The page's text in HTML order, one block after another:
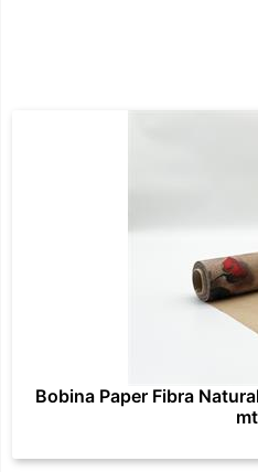
Bobina Paper Fibra
mt